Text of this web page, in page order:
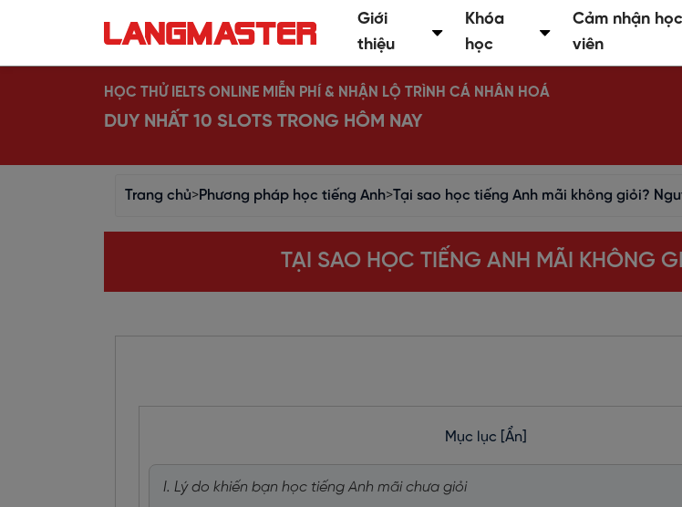
Giới
thiệu
Khóa
học
Cảm nhận học
viên
HỌC THỬ IELTS ONLINE MIỄN PHÍ & NHẬN LỘ TRÌNH CÁ NHÂN HOÁ
DUY NHẤT 10 SLOTS TRONG HÔM NAY
Trang chủ>Phương pháp học tiếng Anh>Tại sao học tiếng Anh mãi không giỏi?
TẠI SAO HỌC TIẾNG ANH MÃI KHÔNG
Mục lục [Ẩn]
I. Lý do khiến bạn học tiếng Anh mãi chưa giỏi